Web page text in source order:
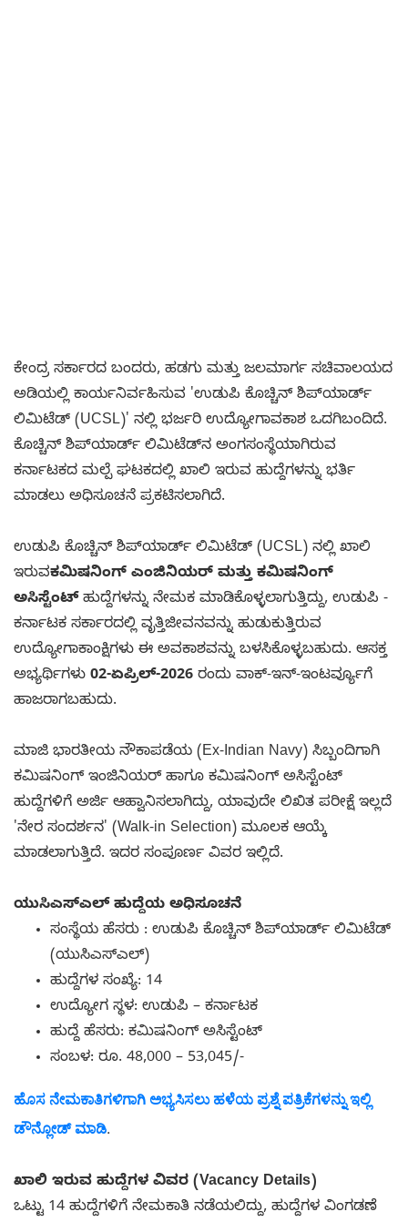
ಕೇಂದ್ರ ಸರ್ಕಾರದ ಬಂದರು, ಹಡಗು ಮತ್ತು ಜಲಮಾರ್ಗ ಸಚಿವಾಲಯದ
ಅಡಿಯಲ್ಲಿ ಕಾರ್ಯನಿರ್ವಹಿಸುವ 'ಉಡುಪಿ ಕೊಚ್ಚಿನ್ ಶಿಪ್‌ಯಾರ್ಡ್
ಲಿಮಿಟೆಡ್ (UCSL)' ನಲ್ಲಿ ಭರ್ಜರಿ ಉದ್ಯೋಗಾವಕಾಶ ಒದಗಿಬಂದಿದೆ.
ಕೊಚ್ಚಿನ್ ಶಿಪ್‌ಯಾರ್ಡ್ ಲಿಮಿಟೆಡ್‌ನ ಅಂಗಸಂಸ್ಥೆಯಾಗಿರುವ
ಕರ್ನಾಟಕದ ಮಲ್ಪೆ ಘಟಕದಲ್ಲಿ ಖಾಲಿ ಇರುವ ಹುದ್ದೆಗಳನ್ನು ಭರ್ತಿ
ಮಾಡಲು ಅಧಿಸೂಚನೆ ಪ್ರಕಟಿಸಲಾಗಿದೆ.
ಉಡುಪಿ ಕೊಚ್ಚಿನ್ ಶಿಪ್‌ಯಾರ್ಡ್ ಲಿಮಿಟೆಡ್ (UCSL) ನಲ್ಲಿ ಖಾಲಿ
ಇರುವಕಮಿಷನಿಂಗ್ ಎಂಜಿನಿಯರ್ ಮತ್ತು ಕಮಿಷನಿಂಗ್
ಅಸಿಸ್ಟೆಂಟ್ಹುದ್ದೆಗಳನ್ನು ನೇಮಕ ಮಾಡಿಕೊಳ್ಳಲಾಗುತ್ತಿದ್ದು, ಉಡುಪಿ -
ಕರ್ನಾಟಕ ಸರ್ಕಾರದಲ್ಲಿ ವೃತ್ತಿಜೀವನವನ್ನು ಹುಡುಕುತ್ತಿರುವ
ಉದ್ಯೋಗಾಕಾಂಕ್ಷಿಗಳು ಈ ಅವಕಾಶವನ್ನು ಬಳಸಿಕೊಳ್ಳಬಹುದು. ಆಸಕ್ತ
ಅಭ್ಯರ್ಥಿಗಳು 02-ಏಪ್ರಿಲ್-2026 ರಂದು ವಾಕ್-ಇನ್-ಇಂಟರ್ವ್ಯೂಗೆ
ಹಾಜರಾಗಬಹುದು.
ಮಾಜಿ ಭಾರತೀಯ ನೌಕಾಪಡೆಯ (Ex-Indian Navy) ಸಿಬ್ಬಂದಿಗಾಗಿ
ಕಮಿಷನಿಂಗ್ ಇಂಜಿನಿಯರ್ ಹಾಗೂ ಕಮಿಷನಿಂಗ್ ಅಸಿಸ್ಟೆಂಟ್
ಹುದ್ದೆಗಳಿಗೆ ಅರ್ಜಿ ಆಹ್ವಾನಿಸಲಾಗಿದ್ದು, ಯಾವುದೇ ಲಿಖಿತ ಪರೀಕ್ಷೆ ಇಲ್ಲದೆ
'ನೇರ ಸಂದರ್ಶನ' (Walk-in Selection) ಮೂಲಕ ಆಯ್ಕೆ
ಮಾಡಲಾಗುತ್ತಿದೆ. ಇದರ ಸಂಪೂರ್ಣ ವಿವರ ಇಲ್ಲಿದೆ.
ಯುಸಿಎಸ್ಎಲ್ ಹುದ್ದೆಯ ಅಧಿಸೂಚನೆ
ಸಂಸ್ಥೆಯ ಹೆಸರು : ಉಡುಪಿ ಕೊಚ್ಚಿನ್ ಶಿಪ್‌ಯಾರ್ಡ್ ಲಿಮಿಟೆಡ್
(ಯುಸಿಎಸ್‌ಎಲ್)
ಹುದ್ದೆಗಳ ಸಂಖ್ಯೆ: 14
ಉದ್ಯೋಗ ಸ್ಥಳ: ಉಡುಪಿ – ಕರ್ನಾಟಕ
ಹುದ್ದೆ ಹೆಸರು: ಕಮಿಷನಿಂಗ್ ಅಸಿಸ್ಟೆಂಟ್
ಸಂಬಳ: ರೂ. 48,000 – 53,045/-
ಹೊಸ ನೇಮಕಾತಿಗಳಿಗಾಗಿ ಅಭ್ಯಸಿಸಲು ಹಳೆಯ ಪ್ರಶ್ನೆ ಪತ್ರಿಕೆಗಳನ್ನು ಇಲ್ಲಿ
ಡೌನ್ಲೋಡ್ ಮಾಡಿ.
ಖಾಲಿ ಇರುವ ಹುದ್ದೆಗಳ ವಿವರ (Vacancy Details)
ಒಟ್ಟು 14 ಹುದ್ದೆಗಳಿಗೆ ನೇಮಕಾತಿ ನಡೆಯಲಿದ್ದು, ಹುದ್ದೆಗಳ ವಿಂಗಡಣೆ